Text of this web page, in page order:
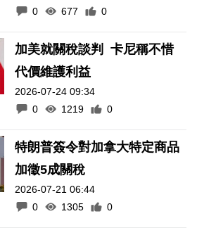
0
677 0
加美就關稅談判 卡尼稱不惜
代價維護利益
2026-07-24 09:34
0
1219 0
特朗普簽令對加拿大特定商品
加徵5成關稅
2026-07-21 06:44
0
1305 0